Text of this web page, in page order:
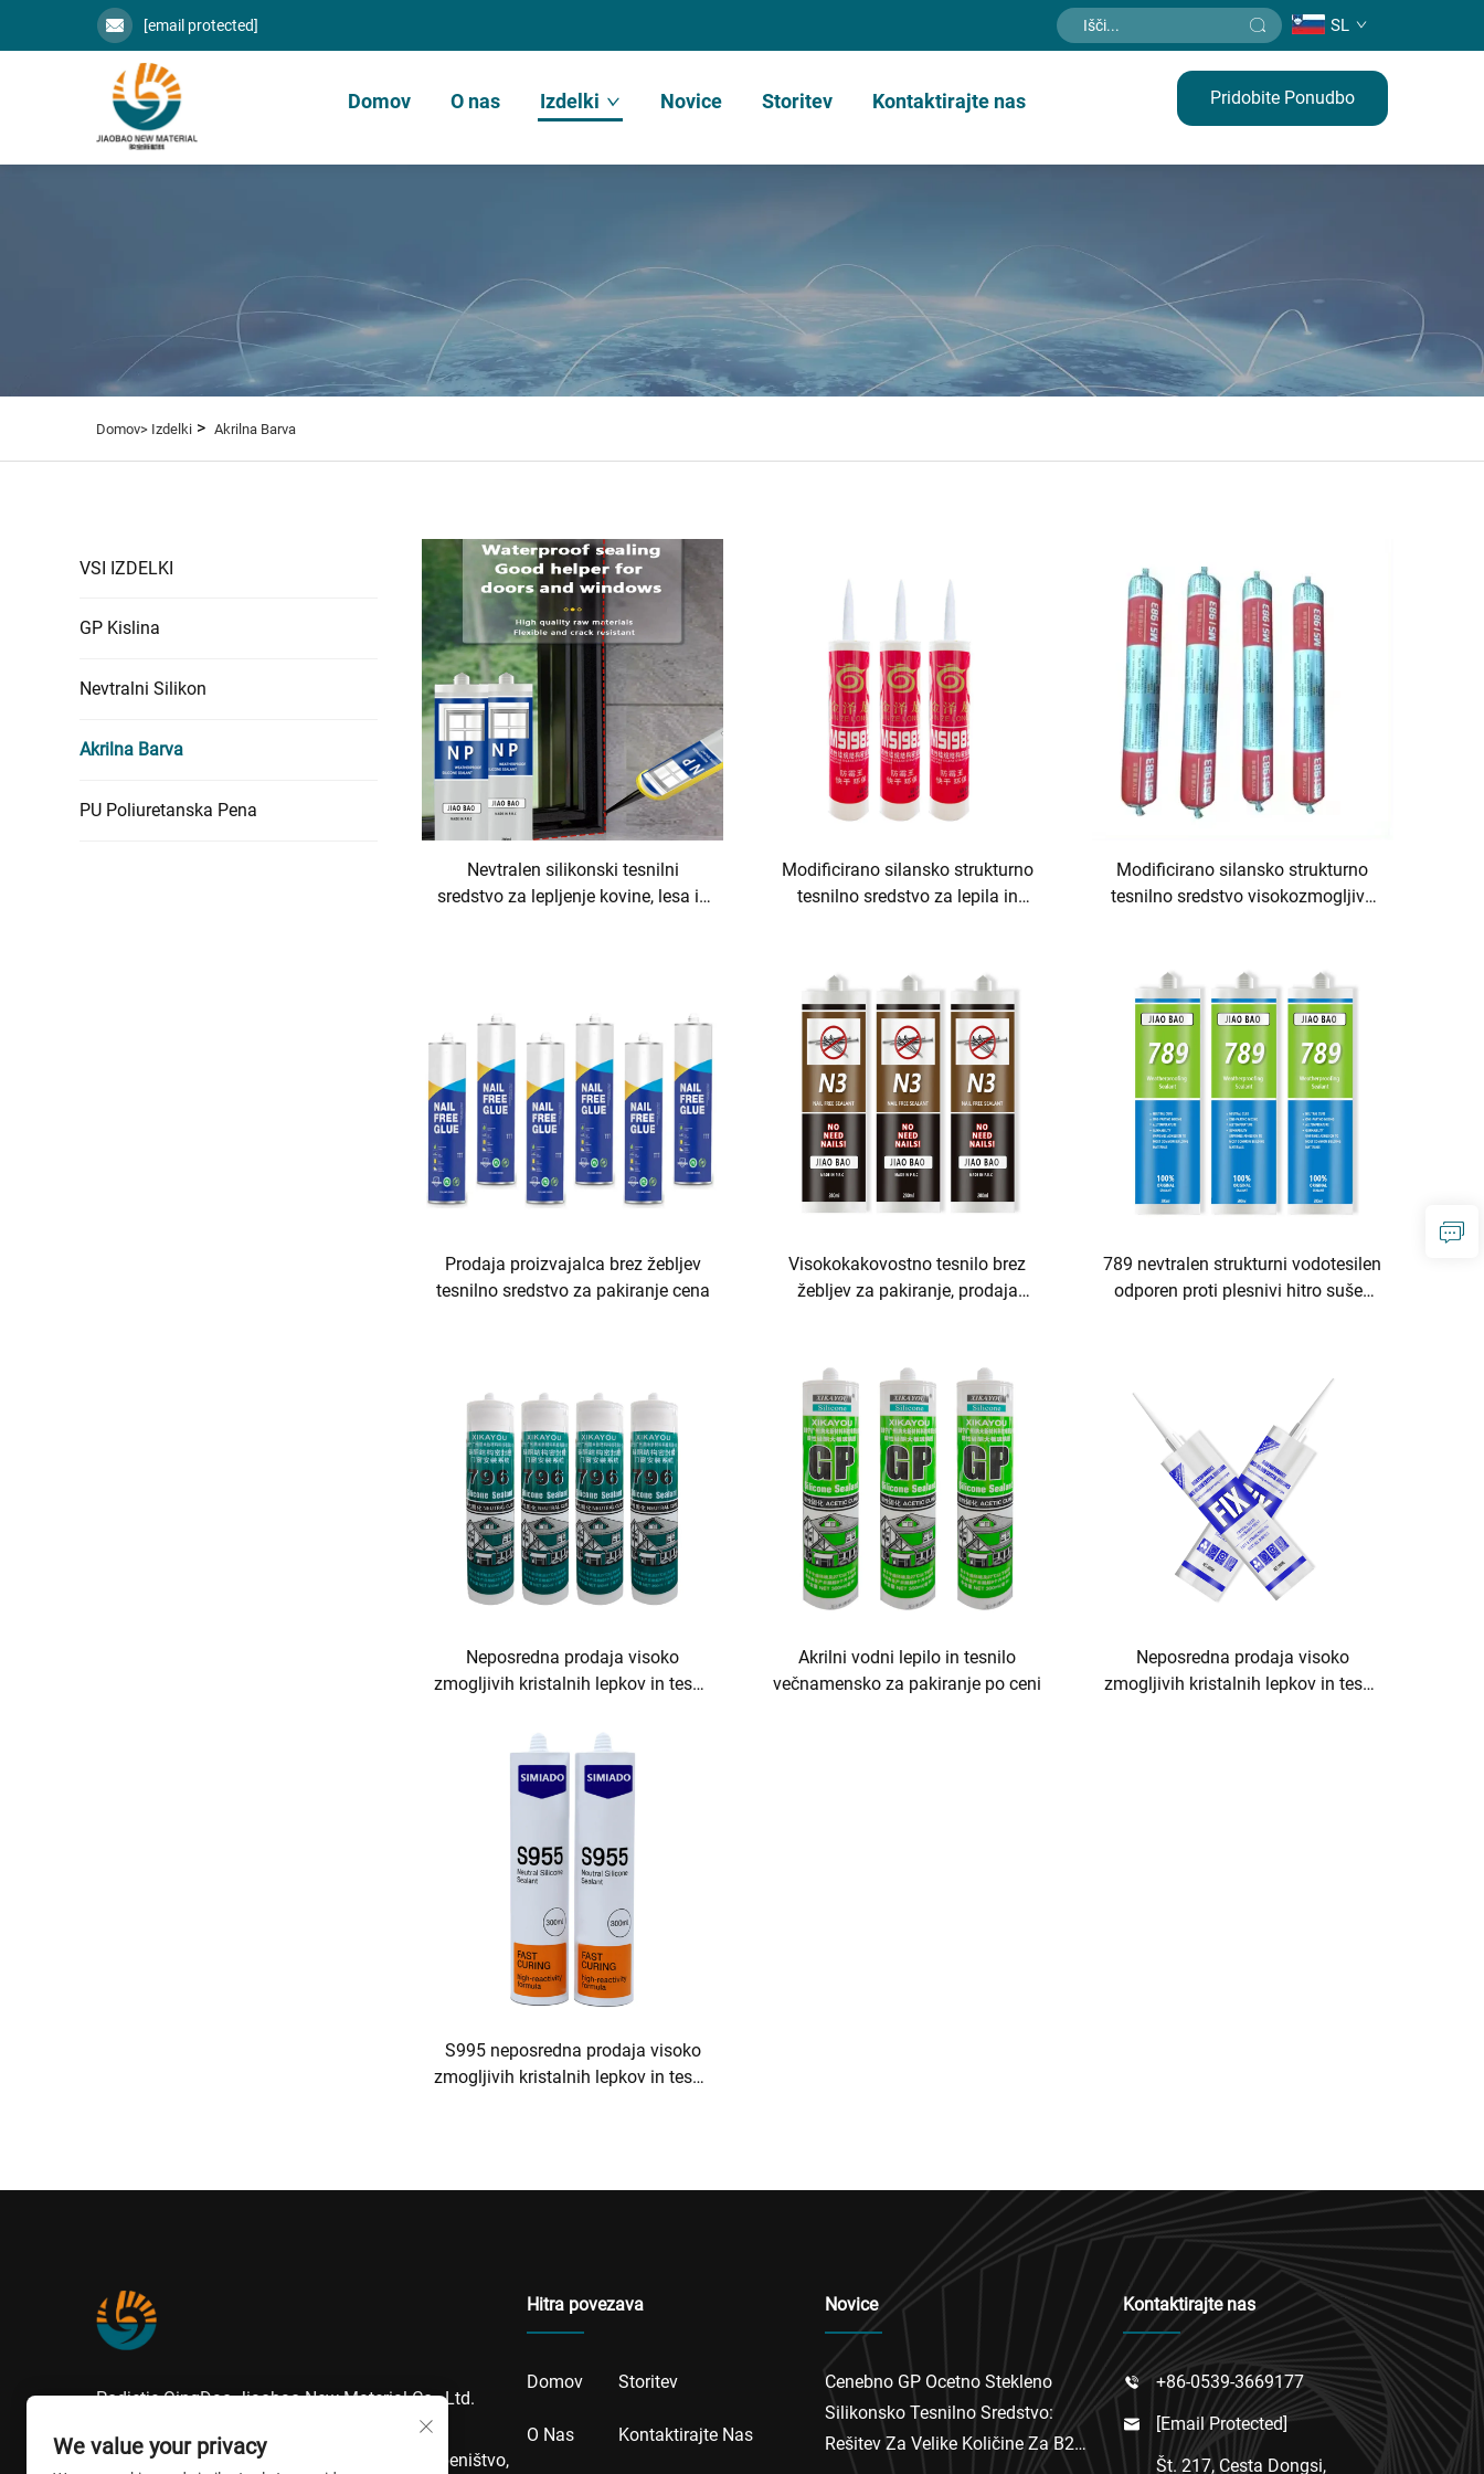
[email protected] SL
Domov O nas Izdelki Novice Storitev Kontaktirajte nas Pridobite Ponudbo
Domov> Izdelki > Akrilna Barva
VSI IZDELKI
GP Kislina
Nevtralni Silikon
Akrilna Barva
PU Poliuretanska Pena
Nevtralen silikonski tesnilni
sredstvo za lepljenje kovine, lesa in
Modificirano silansko strukturno
tesnilno sredstvo za lepila in
Modificirano silansko strukturno
tesnilno sredstvo visokozmogljivo
Prodaja proizvajalca brez žebljev
tesnilno sredstvo za pakiranje cena
Visokokakovostno tesnilo brez
žebljev za pakiranje, prodaja
789 nevtralen strukturni vodotesilen
odporen proti plesnivi hitro sušeč
Neposredna prodaja visoko
zmogljivih kristalnih lepkov in tesnil
Akrilni vodni lepilo in tesnilo
večnamensko za pakiranje po ceni
Neposredna prodaja visoko
zmogljivih kristalnih lepkov in tesnil
S995 neposredna prodaja visoko
zmogljivih kristalnih lepkov in tesnil
Podjetje QingDao Jiaobao New Material Co., Ltd.
ponuja visokokakovostna tesnila na osnovi
modificiranega silana in poliuretana za gradbeništvo,
Hitra povezava
Domov
O Nas
Storitev
Kontaktirajte Nas
Novice
Cenebno GP Ocetno Stekleno
Silikonsko Tesnilno Sredstvo:
Rešitev Za Velike Količine Za B2B
Kontaktirajte nas
 +86-0539-3669177

[email Protected]
Št. 217, Cesta Dongsi,
We value your privacy